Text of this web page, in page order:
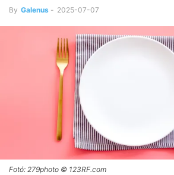
By Galenus - 2025-07-07
Fotó: 279photo © 123RF.com